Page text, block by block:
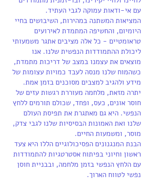
עם אי-ודאות עמוקה לגבי העתיד.
המציאות המשתנה במהירות, השיבושים בחיי
היומיום, והחשיפה המתמדת לאירועים
טראומטיים - כל אלה מציבים אתגר משמעותי
ליכולת ההתמודדות הנפשית שלנו. אנו
מוצאים את עצמנו במצב של דריכות מתמדת,
כשהמוח שלנו מנסה לעבד כמויות עצומות של
מידע ולהגיב למצבים מסוכנים בזמן אמת.
יתרה מזאת, מלחמה מעוררת רגשות עזים של
חוסר אונים, כעס, ופחד, שכולם תורמים ללחץ
הנפשי. היא גם מאתגרת את תפיסת העולם
שלנו ואת האמונות הבסיסיות שלנו לגבי צדק,
מוסר, ומשמעות החיים.
הבנת המנגנונים הפסיכולוגיים הללו היא צעד
ראשון וחיוני בפיתוח אסטרטגיות להתמודדות
עם הלחץ הנפשי בזמן מלחמה, ובבניית חוסן
נפשי לטווח הארוך.